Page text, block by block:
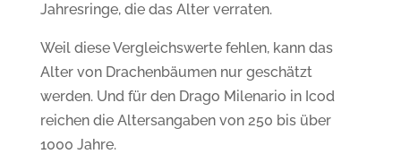
Jahresringe, die das Alter verraten.
Weil diese Vergleichswerte fehlen, kann das
Alter von Drachenbäumen nur geschätzt
werden. Und für den Drago Milenario in Icod
reichen die Altersangaben von 250 bis über
1000 Jahre.